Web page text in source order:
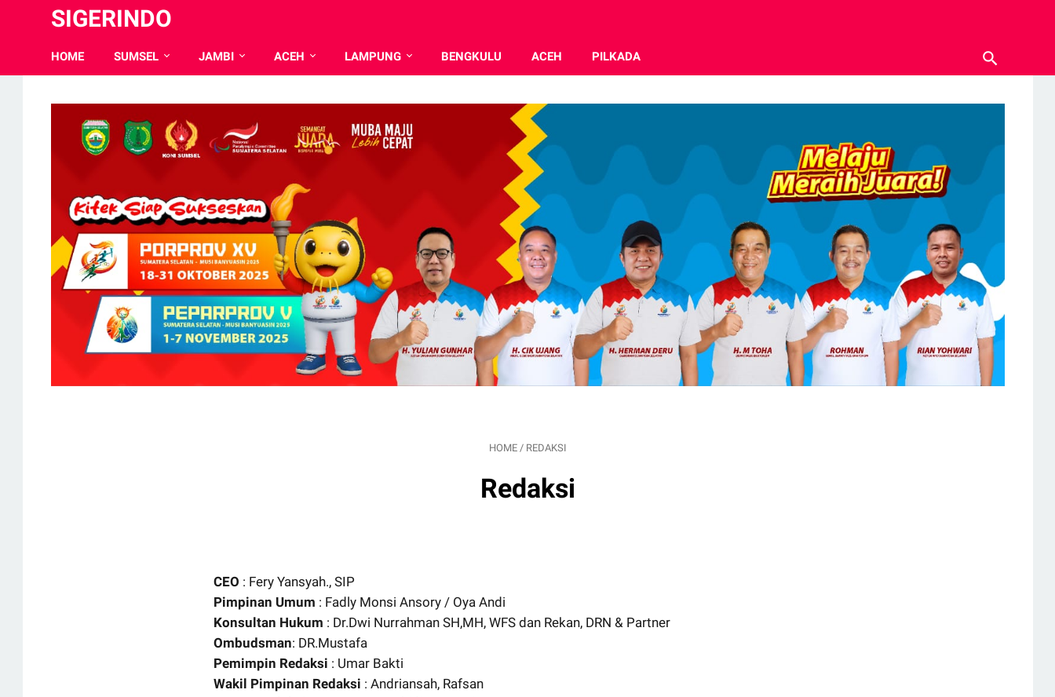
SIGERINDO
HOME SUMSEL JAMBI ACEH LAMPUNG BENGKULU ACEH PILKADA
HOME / REDAKSI
Redaksi
CEO : Fery Yansyah., SIP
Pimpinan Umum : Fadly Monsi Ansory / Oya Andi
Konsultan Hukum : Dr.Dwi Nurrahman SH,MH, WFS dan Rekan, DRN & Partner
Ombudsman: DR.Mustafa
Pemimpin Redaksi : Umar Bakti
Wakil Pimpinan Redaksi : Andriansah, Rafsan